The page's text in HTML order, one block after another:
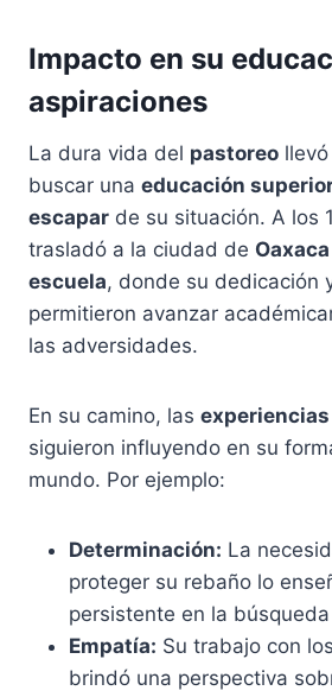
Impacto en su
aspiraciones
La dura vida del pastoreo
buscar una educación
escapar de su situación. A los
trasladó a la ciudad de Oaxaca
escuela, donde su dedicación
permitieron avanzar
las adversidades.
En su camino, las experiencias
siguieron influyendo en su
mundo. Por ejemplo:
Determinación: La
proteger su rebaño lo
persistente en la
Empatía: Su trabajo con
brindó una perspectiva